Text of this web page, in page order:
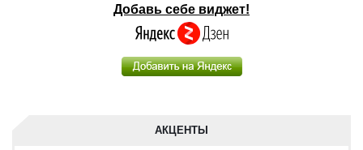
Добавь себе виджет!
АКЦЕНТЫ